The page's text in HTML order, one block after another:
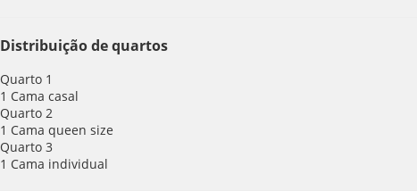
Distribuição de quartos
Quarto 1
1 Cama casal
Quarto 2
1 Cama queen size
Quarto 3
1 Cama individual